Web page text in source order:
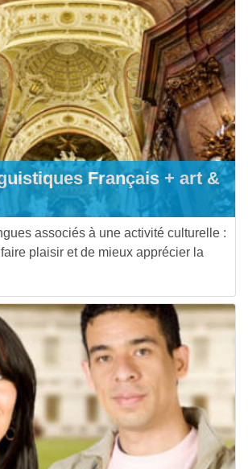
Français + art &
associés à une activité culturelle :
plaisir et de mieux apprécier la